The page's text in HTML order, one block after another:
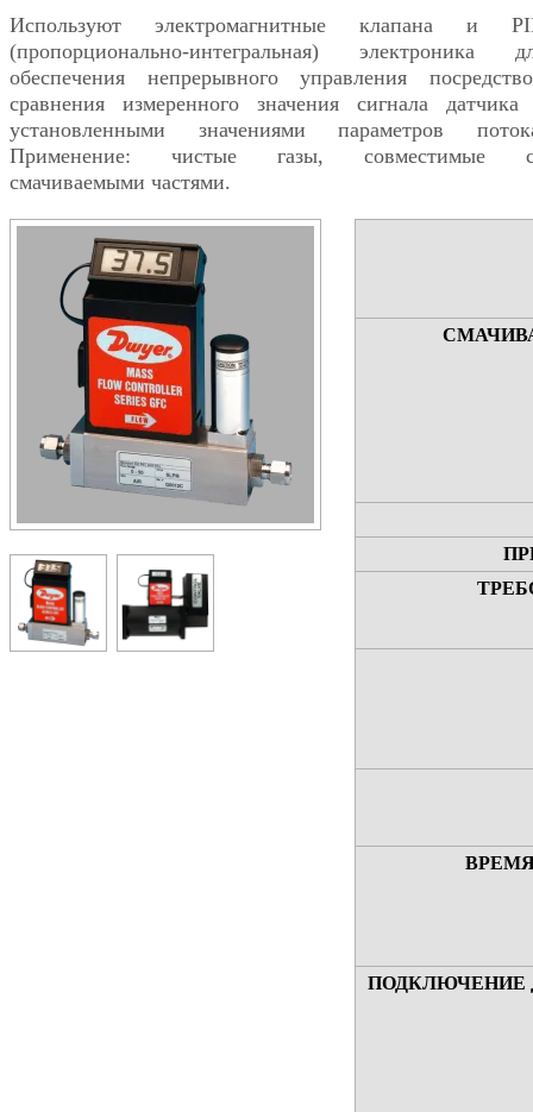
Используют электромагнитные клапана и
(пропорционально-интегральная) электроника
обеспечения непрерывного управления
сравнения измеренного значения сигнала датчика
установленными значениями параметров
Применение: чистые газы, совместимые
смачиваемыми частями.
ПОДКЛЮЧЕНИЕ